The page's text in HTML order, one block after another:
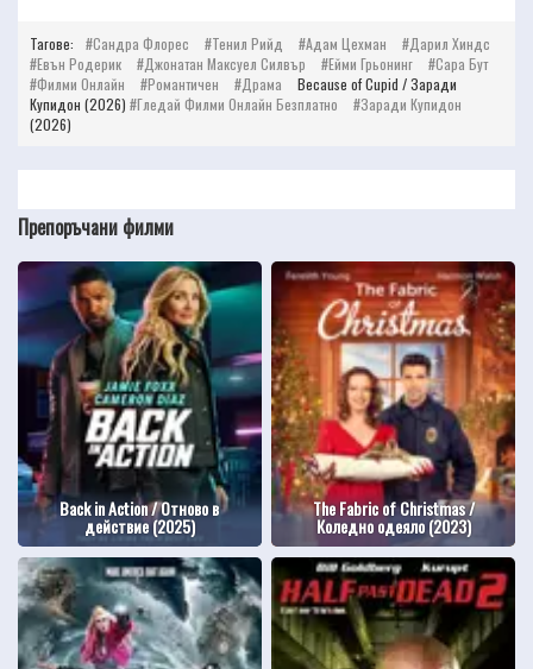
Тагове: Сандра Флорес Тенил Рийд Адам Цехман
Дарил Хиндс
Евън Родерик
Джонатан Максуел Силвър Ейми Грьонинг
Сара Бут
Филми Онлайн
Романтичен Драма
Because of Cupid / Заради
Купидон (2026) Гледай Филми Онлайн Безплатно
Заради Купидон
(2026)
Препоръчани филми
Back in Action / Отново в
действие (2025)
The Fabric of Christmas /
Коледно одеяло (2023)